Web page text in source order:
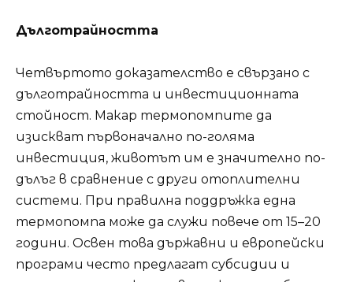
Дълготрайността
Четвъртото доказателство е свързано с
дълготрайността и инвестиционната
стойност. Макар термопомпите да
изискват първоначално по-голяма
инвестиция, животът им е значително по-
дълъг в сравнение с други отоплителни
системи. При правилна поддръжка една
термопомпа може да служи повече от 15–20
години. Освен това държавни и европейски
програми често предлагат субсидии и